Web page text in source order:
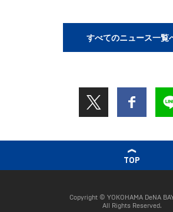
すべてのニュース一覧
TOP
Copyright © YOKOHAMA DeNA
All Rights Reserved.